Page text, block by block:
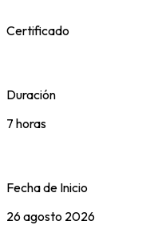
Certificado
Duración
7 horas
Fecha de Inicio
26 agosto 2026